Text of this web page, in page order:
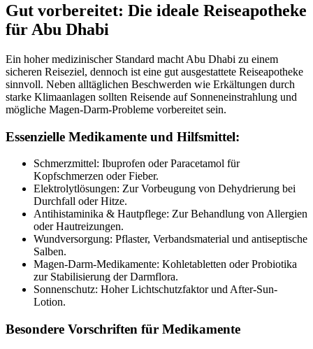
Gut vorbereitet: Die ideale Reiseapotheke
für Abu Dhabi
Ein hoher medizinischer Standard macht Abu Dhabi zu einem
sicheren Reiseziel, dennoch ist eine gut ausgestattete Reiseapotheke
sinnvoll. Neben alltäglichen Beschwerden wie Erkältungen durch
starke Klimaanlagen sollten Reisende auf Sonneneinstrahlung und
mögliche Magen-Darm-Probleme vorbereitet sein.
Essenzielle Medikamente und Hilfsmittel:
Schmerzmittel: Ibuprofen oder Paracetamol für
Kopfschmerzen oder Fieber.
Elektrolytlösungen: Zur Vorbeugung von Dehydrierung bei
Durchfall oder Hitze.
Antihistaminika & Hautpflege: Zur Behandlung von Allergien
oder Hautreizungen.
Wundversorgung: Pflaster, Verbandsmaterial und antiseptische
Salben.
Magen-Darm-Medikamente: Kohletabletten oder Probiotika
zur Stabilisierung der Darmflora.
Sonnenschutz: Hoher Lichtschutzfaktor und After-Sun-
Lotion.
Besondere Vorschriften für Medikamente